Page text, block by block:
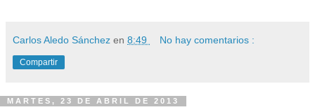
Carlos Aledo Sánchez en 8:49 No hay comentarios :
Compartir
MARTES, 23 DE ABRIL DE 2013